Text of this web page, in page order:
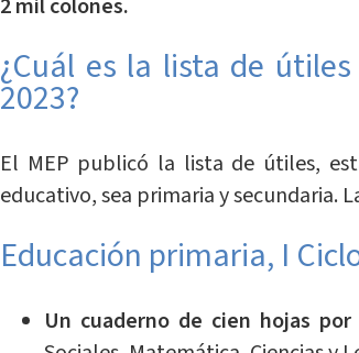
2 mil colones.
¿Cuál es la lista de
2023?
El MEP publicó la lista de útiles,
educativo, sea primaria y secundaria.
Educación primaria, I
Un cuaderno de cien hojas por